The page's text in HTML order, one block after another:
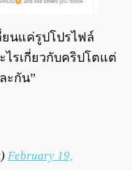
ยนแค่รูปโปรไฟล์
ไรเกี่ยวกับคริปโตแต่
ะกัน”
February 19,